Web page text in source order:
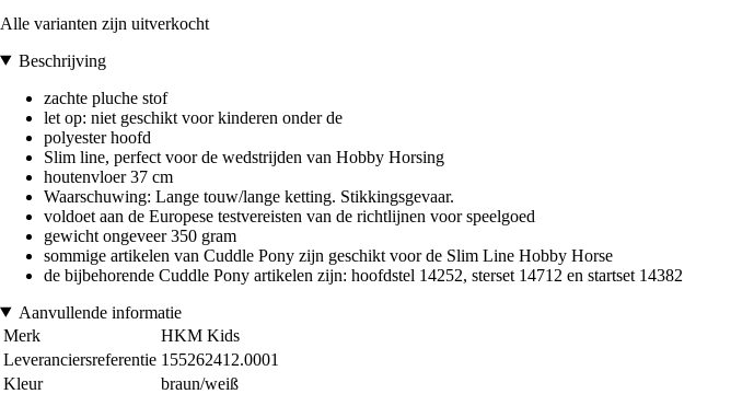
Alle varianten zijn uitverkocht
Beschrijving
zachte pluche stof
let op: niet geschikt voor kinderen onder de
polyester hoofd
Slim line, perfect voor de wedstrijden van Hobby Horsing
houtenvloer 37 cm
Waarschuwing: Lange touw/lange ketting. Stikkingsgevaar.
voldoet aan de Europese testvereisten van de richtlijnen voor speelgoed
gewicht ongeveer 350 gram
sommige artikelen van Cuddle Pony zijn geschikt voor de Slim Line Hobby Horse
de bijbehorende Cuddle Pony artikelen zijn: hoofdstel 14252, sterset 14712 en startset 14382
Aanvullende informatie
Merk
HKM Kids
Leveranciersreferentie 155262412.0001
Kleur
braun/weiß